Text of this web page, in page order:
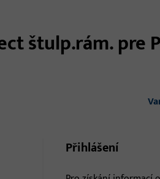
štulp.rám. pre
Přihlášení